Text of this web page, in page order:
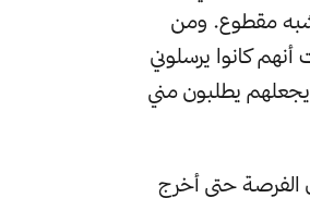
شبه مقطوع. ومن
كانوا يرسلوني
يجعلهم يطلبون مني
الفرصة حتى أخرج